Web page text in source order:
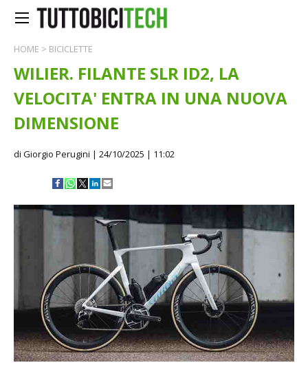
HOME > BICICLETTE
WILIER. FILANTE SLR ID2, LA
VELOCITA' ENTRA IN UNA NUOVA
DIMENSIONE
di Giorgio Perugini | 24/10/2025 | 11:02